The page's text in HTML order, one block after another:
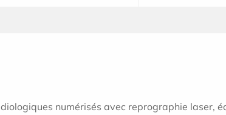
numérisés avec reprographie laser,